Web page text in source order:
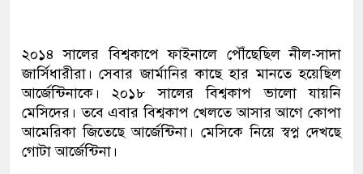
২০১৪ সালের বিশ্বকাপে ফাইনালে পৌঁছেছিল নীল-সাদা
জার্সিধারীরা। সেবার জার্মানির কাছে হার মানতে হয়েছিল
আর্জেন্টিনাকে। ২০১৮ সালের বিশ্বকাপ ভালো যায়নি
মেসিদের। তবে এবার বিশ্বকাপ খেলতে আসার আগে কোপা
আমেরিকা জিতেছে আর্জেন্টিনা। মেসিকে নিয়ে স্বপ্ন দেখছে
গোটা আর্জেন্টিনা।